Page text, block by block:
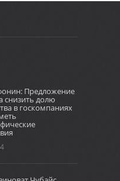
Предложение
долю
в госкомпаниях